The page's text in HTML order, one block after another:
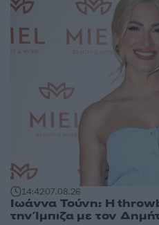
14:4207.08.26
Ιωάννα Τούνη: Η
την Ίμπιζα με τον